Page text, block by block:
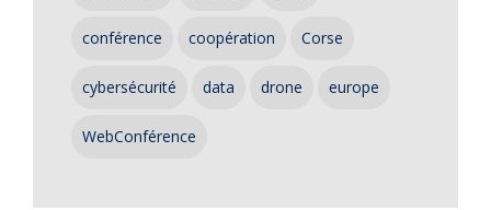
conférence coopération Corse
cybersécurité data drone europe
WebConférence